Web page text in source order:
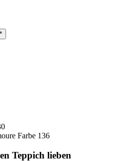
Farbe 136
Teppich lieben